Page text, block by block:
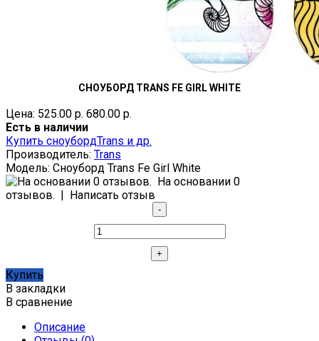
СНОУБОРД TRANS FE GIRL WHITE
Цена: 525.00 р. 680.00 р.
Есть в наличии
Купить сноубордTrans и др.
Производитель: Trans
Модель: Сноуборд Trans Fe Girl White
На основании 0
отзывов.
Написать отзыв
Купить
В закладки
В сравнение
Описание